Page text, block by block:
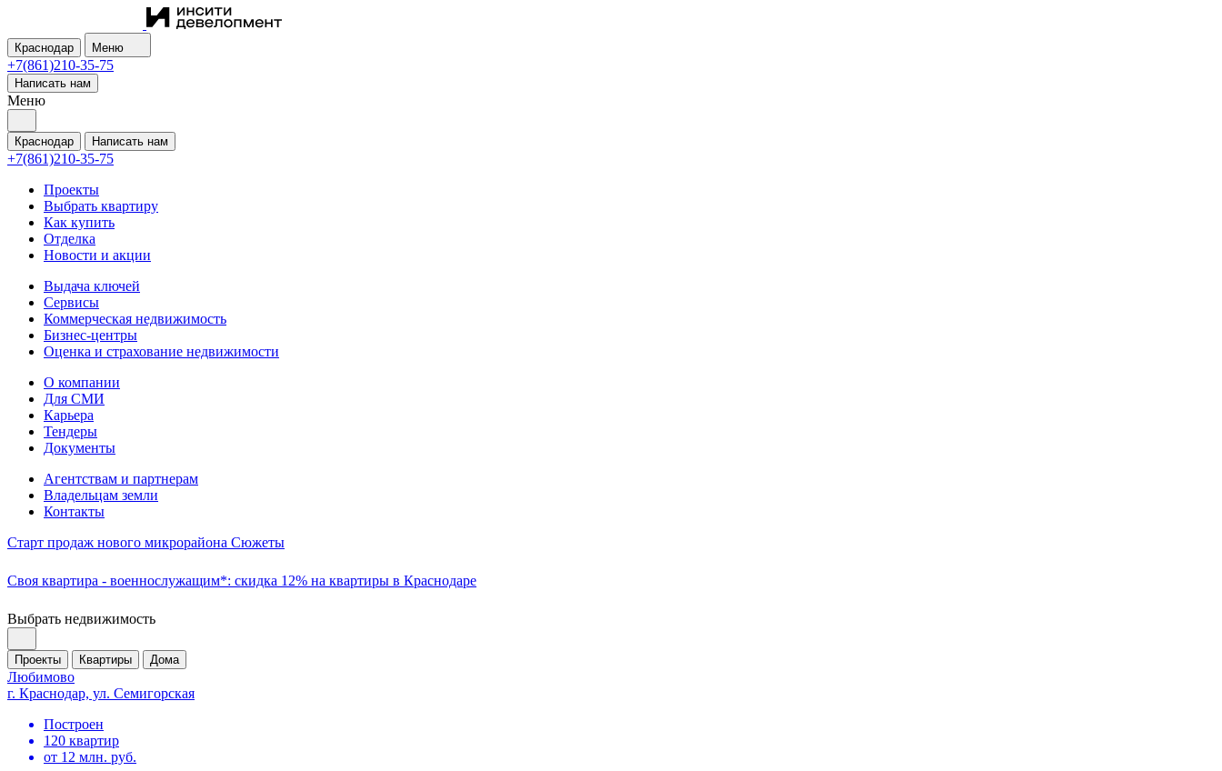
Краснодар Меню
+7(861)210-35-75
Написать нам
Меню
Краснодар Написать нам
+7(861)210-35-75
Проекты
Выбрать квартиру
Как купить
Отделка
Новости и акции
Выдача ключей
Сервисы
Коммерческая недвижимость
Бизнес-центры
Оценка и страхование недвижимости
О компании
Для СМИ
Карьера
Тендеры
Документы
Агентствам и партнерам
Владельцам земли
Контакты
Старт продаж нового микрорайона Сюжеты
Своя квартира - военнослужащим*: скидка 12% на квартиры в Краснодаре
Выбрать недвижимость
Проекты Квартиры Дома
Любимово
г. Краснодар, ул. Семигорская
Построен
120 квартир
от 12 млн. руб.